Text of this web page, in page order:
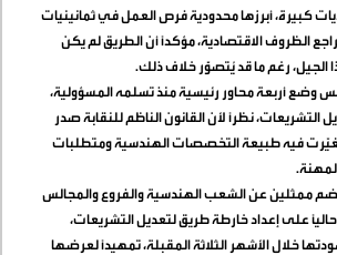
كبيرة، أبرزها محدودية فرص العمل في ثمانينيات
الظروف الاقتصادية، مؤكدًا أن الطريق لم يكن
الجيل، رغم ما قد يُتصوَّر خلاف ذلك.
وضع أربعة محاور رئيسية منذ تسلمه المسؤولية،
نظرًا لأن القانون الناظم للنقابة صدر
وقت تغيّرت فيه طبيعة التخصصات الهندسية ومتطلبات
.
ممثلين عن الشعب الهندسية والفروع والمجالس
حاليًا على إعداد خارطة طريق لتعديل التشريعات،
خلال الأشهر الثلاثة المقبلة، تمهيدًا لعرضها